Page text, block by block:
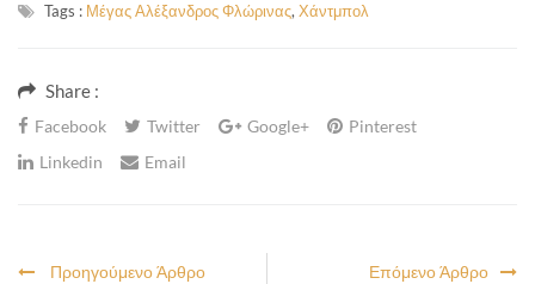
Tags : Μέγας Αλέξανδρος Φλώρινας, Χάντμπολ
Share :
Facebook Twitter Google+
Pinterest
Linkedin
Email
Επόμενο Άρθρο
Προηγούμενο Άρθρο